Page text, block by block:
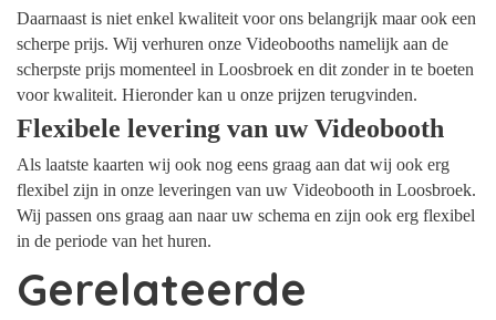
Daarnaast is niet enkel kwaliteit voor ons belangrijk maar ook een
scherpe prijs. Wij verhuren onze Videobooths namelijk aan de
scherpste prijs momenteel in Loosbroek en dit zonder in te boeten
voor kwaliteit. Hieronder kan u onze prijzen terugvinden.
Flexibele levering van uw Videobooth
Als laatste kaarten wij ook nog eens graag aan dat wij ook erg
flexibel zijn in onze leveringen van uw Videobooth in Loosbroek.
Wij passen ons graag aan naar uw schema en zijn ook erg flexibel
in de periode van het huren.
Gerelateerde